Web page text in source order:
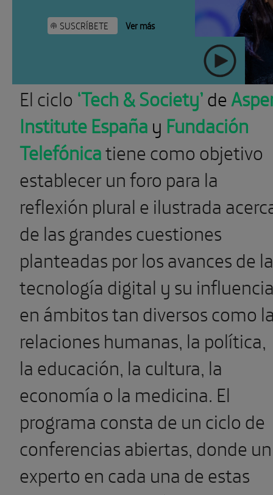
SUSCRÍBETE Ver más
El ciclo ‘Tech & Society’de
Institute Españay Fundación
Telefónicatiene como objetivo
establecer un foro para la
reflexión plural e ilustrada
de las grandes cuestiones
planteadas por los avances de la
tecnología digital y su
en ámbitos tan diversos como
relaciones humanas, la política,
la educación, la cultura, la
economía o la medicina. El
programa consta de un ciclo de
conferencias abiertas, donde un
experto en cada una de estas